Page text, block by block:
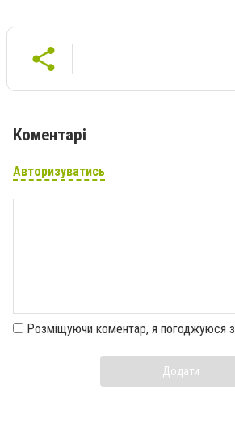
Коментарі
Авторизуватись
Розміщуючи коментар, я погоджуюся з
Додати